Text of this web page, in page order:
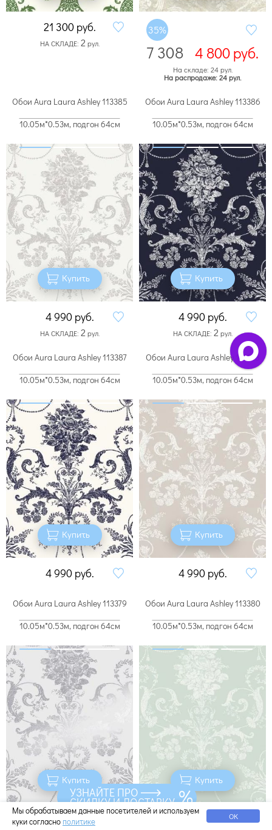
21 300 руб.
НА СКЛАДЕ: 2 рул.
35%
7 308 4 800руб.
На складе: 24 рул.
На распродаже: 24 рул.
Обои Aura Laura Ashley 113385
10.05м*0.53м, подгон 64см
Купить
4 990 руб.
НА СКЛАДЕ: 2рул.
Обои Aura Laura Ashley 113386
10.05м*0.53м, подгон 64см
Купить
4 990 руб.
НА СКЛАДЕ: 2рул.
Обои Aura Laura Ashley 113387
10.05м*0.53м, подгон 64см
Купить
4 990 руб.
Обои Aura Laura Ashley 113378
10.05м*0.53м, подгон 64см
Купить
4 990 руб.
Обои Aura Laura Ashley 113379
10.05м*0.53м, подгон 64см
Купить
5 490руб.
Обои Aura Laura Ashley 113380
10.05м*0.53м, подгон 64см
Купить
4 990руб.
Мы обрабатываем данные посетителей и используем
куки согласно политике ОК
УЗНАЙТЕ ПРО
СКИДКУ И ДОСТАВКУ